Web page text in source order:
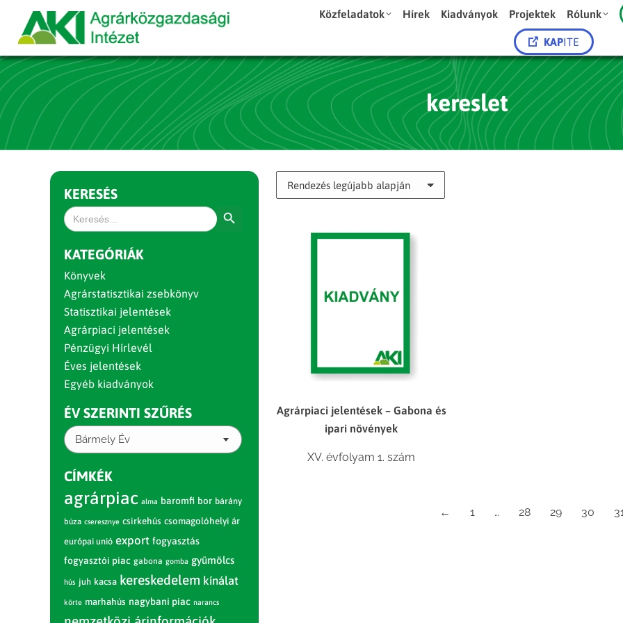
Közfeladatok Hírek Kiadványok Projektek Rólunk
KAPITE
kereslet
Agrárpiaci jelentések – Gabona és
ipari növények
XV. évfolyam 1. szám
← 1 … 28 29 30
KERESÉS
Search
for:
KATEGÓRIÁK
Könyvek
Agrárstatisztikai zsebkönyv
Statisztikai jelentések
Agrárpiaci jelentések
Pénzügyi Hírlevél
Éves jelentések
Egyéb kiadványok
ÉV SZERINTI SZŰRÉS
Bármely Év
CÍMKÉK
agrárpiac alma baromfi bor bárány
búza cseresznye csirkehús csomagolóhelyi ár
európai unió export fogyasztás
fogyasztói piac gabona gomba gyümölcs
hús juh kacsa kereskedelem kínálat
körte marhahús nagybani piac narancs